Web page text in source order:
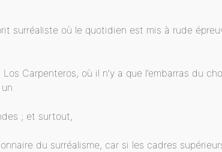
surréaliste où le quotidien est mis à rude
Carpenteros, où il n’y a que l’embarras du
; et surtout,
du surréalisme, car si les cadres